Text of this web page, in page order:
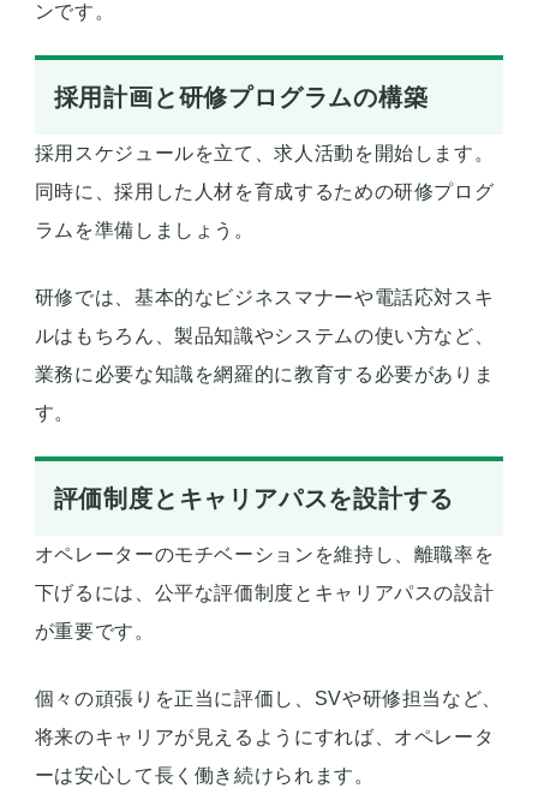
ンです。
採用計画と研修プログラムの構築
採用スケジュールを立て、求人活動を開始します。
同時に、採用した人材を育成するための研修プログ
ラムを準備しましょう。
研修では、基本的なビジネスマナーや電話応対スキ
ルはもちろん、製品知識やシステムの使い方など、
業務に必要な知識を網羅的に教育する必要がありま
す。
評価制度とキャリアパスを設計する
オペレーターのモチベーションを維持し、離職率を
下げるには、公平な評価制度とキャリアパスの設計
が重要です。
個々の頑張りを正当に評価し、SVや研修担当など、
将来のキャリアが見えるようにすれば、オペレータ
ーは安心して長く働き続けられます。